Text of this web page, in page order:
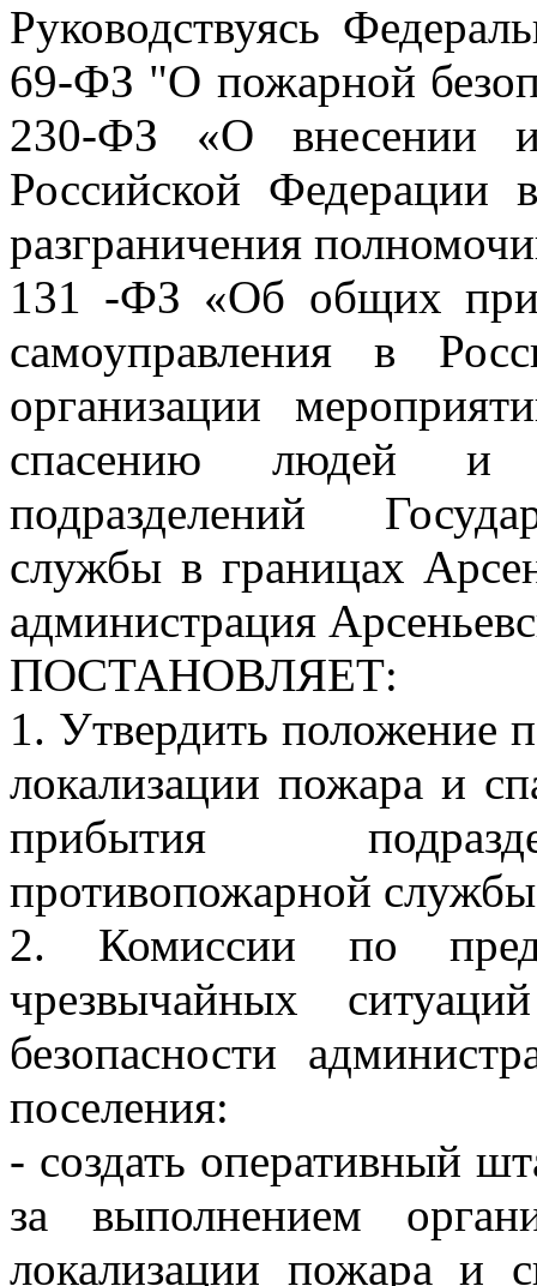
Руководствуясь
69-ФЗ "О пожарной
230-ФЗ «О внесении
Российской Федерации
разграничения
131 -ФЗ «Об общих
самоуправления в
организации
спасению людей и
подразделений
службы в границах
администрация
ПОСТАНОВЛЯЕТ:
1. Утвердить положение
локализации пожара и
прибытия
противопожарной
2. Комиссии по
чрезвычайных
безопасности
поселения:
- создать оперативный
за выполнением
локализации пожара и